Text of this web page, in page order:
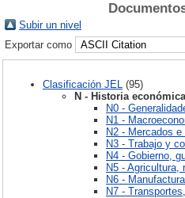
Subir un nivel
Exportar como
Clasificación JEL
(95)
N - Historia económica
N0 -
N1 -
N2 - Mercados
N3 - Trabajo y
N4 - Gobierno,
N5 -
N6 -
N7 -